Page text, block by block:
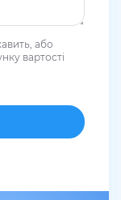
або
вартості